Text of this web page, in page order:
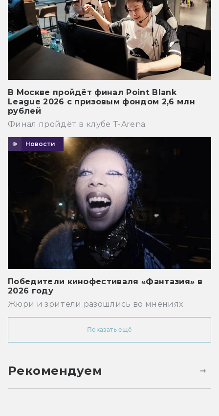
В Москве пройдёт финал Point Blank
League 2026 с призовым фондом 2,6 млн
рублей
Финал пройдёт в клубе T-Arena.
Новости
Победители кинофестиваля «Фантазия» в
2026 году
Жюри и зрители разошлись во мнениях
Показать ещё
Рекомендуем